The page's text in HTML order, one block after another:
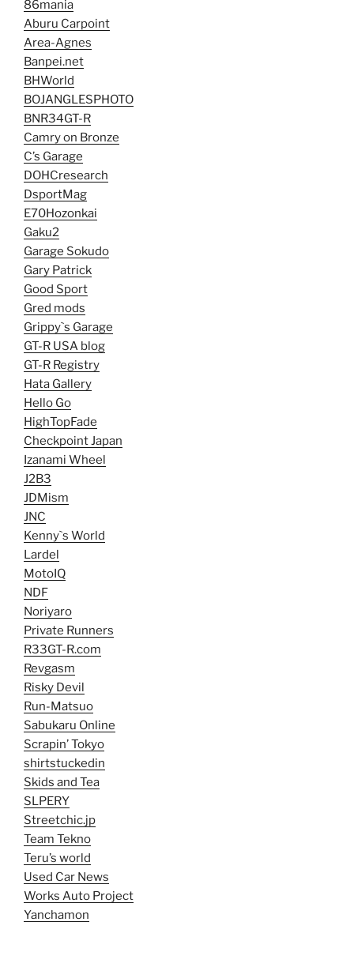
86mania
Aburu Carpoint
Area-Agnes
Banpei.net
BHWorld
BOJANGLESPHOTO
BNR34GT-R
Camry on Bronze
C’s Garage
DOHCresearch
DsportMag
E70Hozonkai
Gaku2
Garage Sokudo
Gary Patrick
Good Sport
Gred mods
Grippy`s Garage
GT-R USA blog
GT-R Registry
Hata Gallery
Hello Go
HighTopFade
Checkpoint Japan
Izanami Wheel
J2B3
JDMism
JNC
Kenny`s World
Lardel
MotoIQ
NDF
Noriyaro
Private Runners
R33GT-R.com
Revgasm
Risky Devil
Run-Matsuo
Sabukaru Online
Scrapin’ Tokyo
shirtstuckedin
Skids and Tea
SLPERY
Streetchic.jp
Team Tekno
Teru’s world
Used Car News
Works Auto Project
Yanchamon